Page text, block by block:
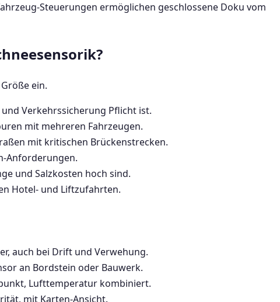
Steuerungen ermöglichen geschlossene Doku vom
ein.
Verkehrssicherung Pflicht ist.
mit mehreren Fahrzeugen.
mit kritischen Brückenstrecken.
Anforderungen.
und Salzkosten hoch sind.
Hotel- und Liftzufahrten.
auch bei Drift und Verwehung.
an Bordstein oder Bauwerk.
Lufttemperatur kombiniert.
mit Karten-Ansicht.